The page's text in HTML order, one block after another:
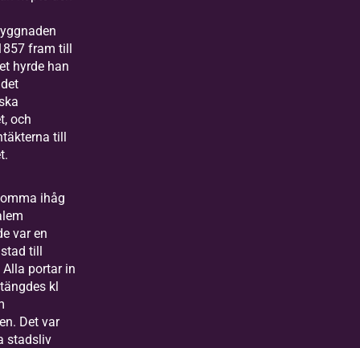
fram till
hyrde han
och
till
ihåg
var en
till
Alla portar in
kl
Det var
stadsliv